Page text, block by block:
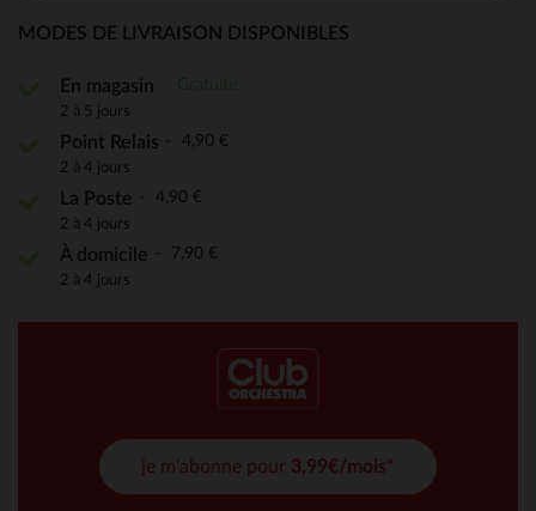
MODES DE LIVRAISON DISPONIBLES
En magasin
2 à 5 jours
Point Relais 4,90 €
2 à 4 jours
La Poste 4,90 €
2 à 4 jours
À domicile 7,90 €
2 à 4 jours
je m'abonne pour 3,99€/mois*